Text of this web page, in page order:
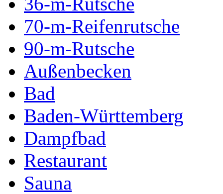
70-m-Reifenrutsche
90-m-Rutsche
Außenbecken
Bad
Baden-Württemberg
Dampfbad
Restaurant
Sauna